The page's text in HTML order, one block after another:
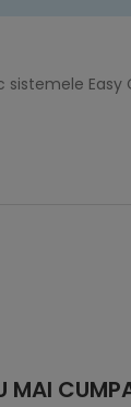
Easy
MAI